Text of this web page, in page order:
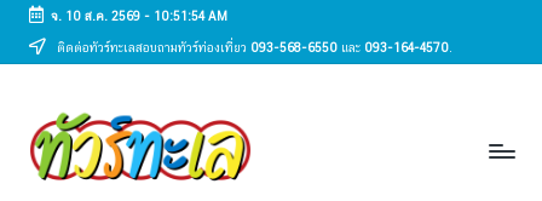
Skip
content
จ. 10 ส.ค. 2569- 10:51:55 AM
ติดต่อทัวร์ทะเลสอบถามทัวร์ท่องเที่ยว 093-568-6550และ 093-164-4570.
ทั
ว
ทัวร์
ทะเล
ราคา